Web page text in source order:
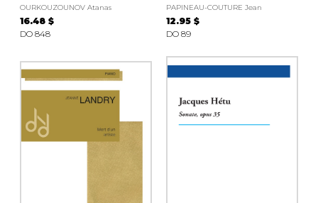
OURKOUZOUNOV Atanas
16.48 $
DO 848
PAPINEAU-COUTURE Jean
12.95 $
DO 89